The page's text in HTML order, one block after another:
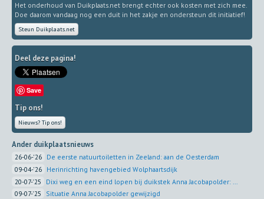
Het onderhoud van Duikplaats.net brengt echter ook kosten met zich mee.
Doe daarom vandaag nog een duit in het zakje en ondersteun dit initiatief!
Steun Duikplaats.net
Deel deze pagina!
Save
Tip ons!
Nieuws? Tip ons!
Ander duikplaatsnieuws
26-06-'26 De eerste natuurtoiletten in Zeeland: aan de Oesterdam
09-04-'26 Herinrichting havengebied Wolphaartsdijk
20-07-'25
Dixi weg en een eind lopen bij duikstek Anna Jacobapolder: ...
09-07-'25
Situatie Anna Jacobapolder gewijzigd